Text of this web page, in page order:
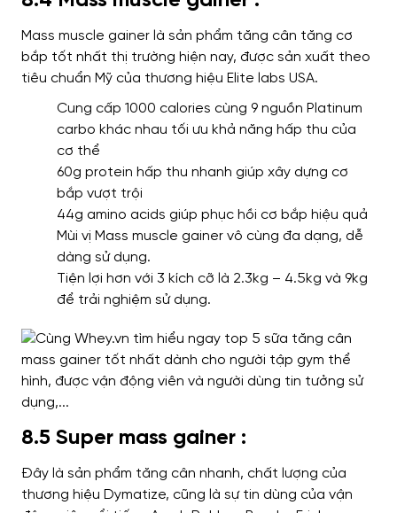
Mass muscle gainer là sản phẩm tăng cân tăng cơ
bắp tốt nhất thị trường hiện nay, được sản xuất theo
tiêu chuẩn Mỹ của thương hiệu Elite labs USA.
Cung cấp 1000 calories cùng 9 nguồn Platinum
carbo khác nhau tối ưu khả năng hấp thu của
cơ thể
60g protein hấp thu nhanh giúp xây dựng cơ
bắp vượt trội
44g amino acids giúp phục hồi cơ bắp hiệu quả
Mùi vị Mass muscle gainer vô cùng đa dạng, dễ
dàng sử dụng.
Tiện lợi hơn với 3 kích cỡ là 2.3kg – 4.5kg và 9kg
để trải nghiệm sử dụng.
8.5 Super mass gainer :
Đây là sản phẩm tăng cân nhanh, chất lượng của
thương hiệu Dymatize, cũng là sự tin dùng của vận